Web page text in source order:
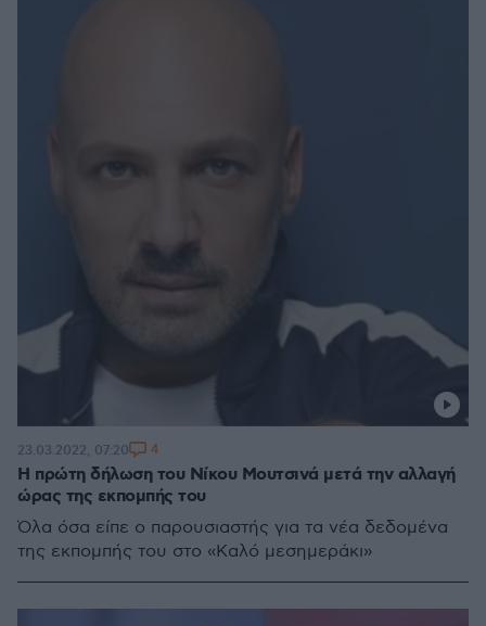
Η πρώτη δήλωση του Νίκου Μουτσινά μετά την αλλαγή
ώρας της εκπομπής του
Όλα όσα είπε ο παρουσιαστής για τα νέα δεδομένα
της εκπομπής του στο «Καλό μεσημεράκι»
23.03.2022, 07:20 4